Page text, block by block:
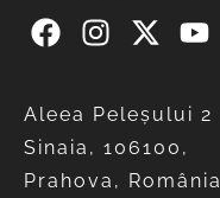
Aleea Peleşului 2
Sinaia, 106100,
Prahova, România